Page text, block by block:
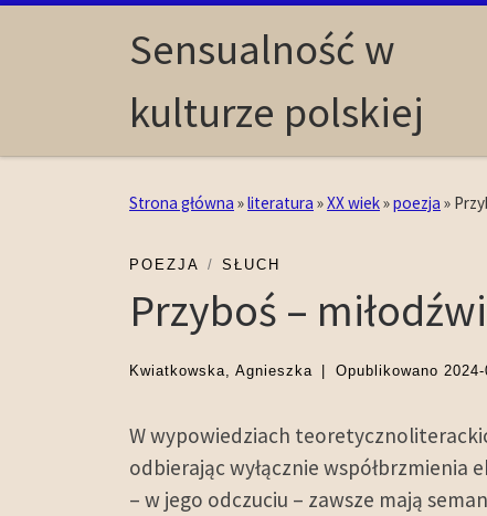
Skip to contentSensualność w
kulturze polskiej
Strona główna »literatura »XX wiek»poezja »
POEZJA SŁUCH
Przyboś –
Kwiatkowska, Agnieszka Opublikowano
W wypowiedziach
odbierając wyłącznie współbrzmienia
– w jego odczuciu – zawsze mają